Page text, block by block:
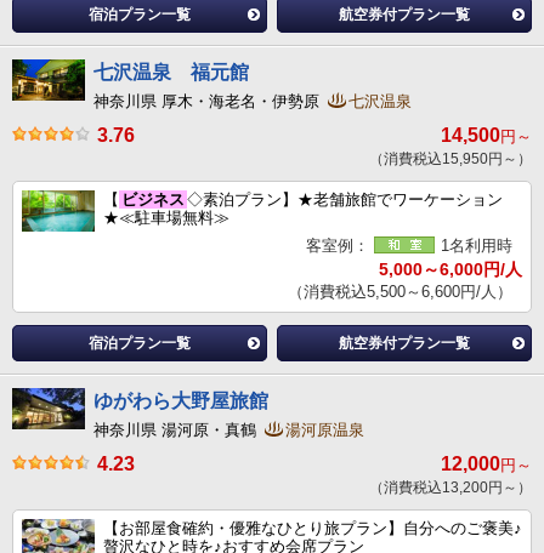
宿泊プラン一覧 航空券付プラン一覧
七沢温泉 福元館
神奈川県 厚木・海老名・伊勢原 七沢温泉
3.76 14,500円～
（消費税込15,950円～）
【 ビジネス ◇素泊プラン】★老舗旅館でワーケーション
★≪駐車場無料≫
客室例：
1名利用時
5,000～6,000円/人
（消費税込5,500～6,600円/人）
宿泊プラン一覧 航空券付プラン一覧
ゆがわら大野屋旅館
神奈川県 湯河原・真鶴 湯河原温泉
4.23 12,000円～
（消費税込13,200円～）
【お部屋食確約・優雅なひとり旅プラン】自分へのご褒美♪
贅沢なひと時を♪おすすめ会席プラン